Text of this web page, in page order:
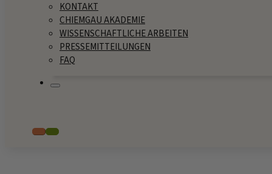
KONTAKT
CHIEMGAU AKADEMIE
WISSENSCHAFTLICHE ARBEITEN
PRESSEMITTEILUNGEN
FAQ